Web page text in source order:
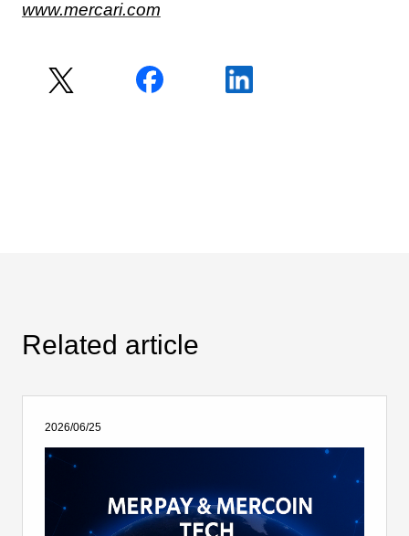
www.mercari.com
Related article
2026/06/25